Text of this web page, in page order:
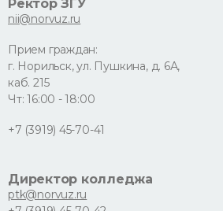
Ректор ЗГУ
nii@norvuz.ru
Прием граждан:
г. Норильск, ул. Пушкина, д. 6А,
каб. 215
Чт: 16:00 - 18:00
+7 (3919) 45-70-41
Директор колледжа
ptk@norvuz.ru